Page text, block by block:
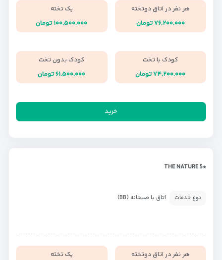
هر نفر در اتاق دوتخته
۷۶,۲۰۰,۰۰۰ تومان
یک تخته
۱۰۰,۵۰۰,۰۰۰ تومان
کودک با تخت
۷۴,۲۰۰,۰۰۰ تومان
کودک بدون تخت
۶۱,۵۰۰,۰۰۰ تومان
خرید
*THE NATURE 5
نوع خدمات اتاق با صبحانه (BB)
هر نفر در اتاق دوتخته
یک تخته